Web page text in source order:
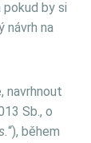
by si
návrh na
navrhnout
Sb., o
“), během